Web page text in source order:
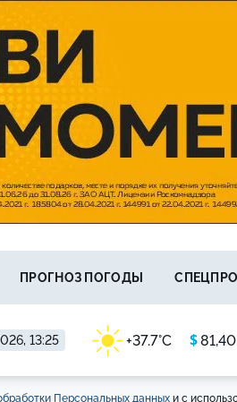
13:25 +37.7°C $81,40
ПРОГНОЗ ПОГОДЫ
Персональных данных и с